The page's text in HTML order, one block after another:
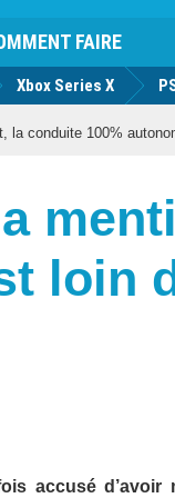
FAIRE
Xbox Series X
la conduite 100%
loin
accusé